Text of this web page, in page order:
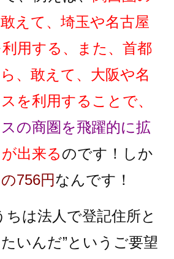
えて、埼玉や名古屋
用する、また、首都
、敢えて、大阪や名
を利用することで、
の商圏を飛躍的に拡
出来るのです！しか
756円なんです！
ちは法人で登記住所と
いんだ”というご要望